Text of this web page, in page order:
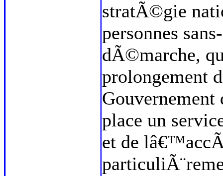
stratÃ©gie
personnes
dÃ©marche,
prolongement
place un
et de